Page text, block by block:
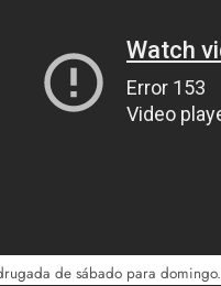
de sábado para domingo.